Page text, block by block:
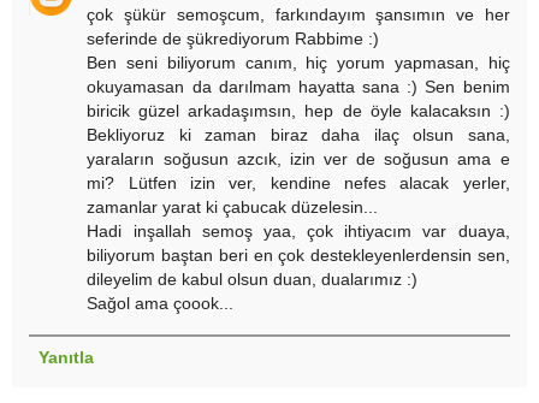
çok şükür semoşcum, farkındayım şansımın ve her
seferinde de şükrediyorum Rabbime :)
Ben seni biliyorum canım, hiç yorum yapmasan, hiç
okuyamasan da darılmam hayatta sana :) Sen benim
biricik güzel arkadaşımsın, hep de öyle kalacaksın :)
Bekliyoruz ki zaman biraz daha ilaç olsun sana,
yaraların soğusun azcık, izin ver de soğusun ama e
mi? Lütfen izin ver, kendine nefes alacak yerler,
zamanlar yarat ki çabucak düzelesin...
Hadi inşallah semoş yaa, çok ihtiyacım var duaya,
biliyorum baştan beri en çok destekleyenlerdensin sen,
dileyelim de kabul olsun duan, dualarımız :)
Sağol ama çoook...
Yanıtla